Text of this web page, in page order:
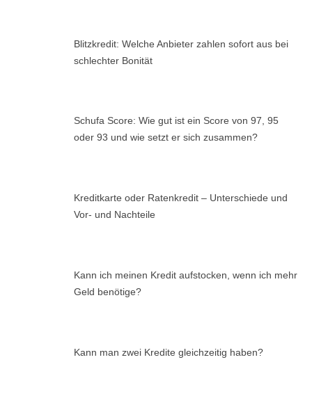
Blitzkredit: Welche Anbieter zahlen sofort aus bei
schlechter Bonität
Schufa Score: Wie gut ist ein Score von 97, 95
oder 93 und wie setzt er sich zusammen?
Kreditkarte oder Ratenkredit – Unterschiede und
Vor- und Nachteile
Kann ich meinen Kredit aufstocken, wenn ich mehr
Geld benötige?
Kann man zwei Kredite gleichzeitig haben?